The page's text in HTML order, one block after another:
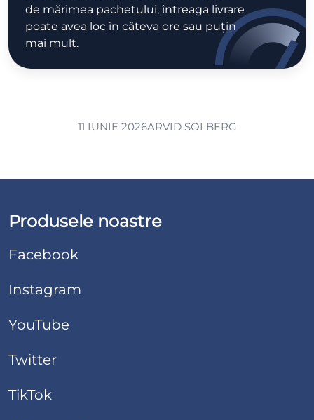
de mărimea pachetului, întreaga livrare
poate avea loc în câteva ore sau puțin
mai mult.
11 IUNIE 2026ARVID SOLBERG
Produsele noastre
Facebook
Instagram
YouTube
Twitter
TikTok